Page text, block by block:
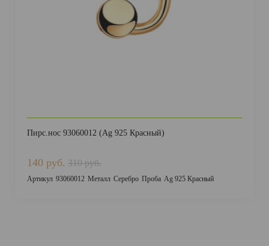
Пирс.нос 93060012 (Ag 925 Красный)
140 руб. 310 руб.
Артикул 93060012 Металл Серебро Проба Ag 925 Красный